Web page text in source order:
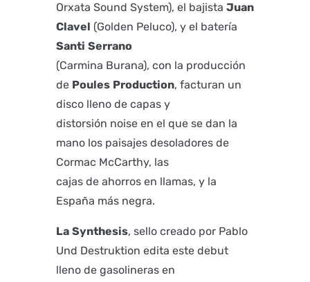
Orxata Sound System), el bajista Juan
Clavel (Golden Peluco), y el batería
Santi Serrano
(Carmina Burana), con la producción
de Poules Production, facturan un
disco lleno de capas y
distorsión noise en el que se dan la
mano los paisajes desoladores de
Cormac McCarthy, las
cajas de ahorros en llamas, y la
España más negra.
La Synthesis, sello creado por Pablo
Und Destruktion edita este debut
lleno de gasolineras en